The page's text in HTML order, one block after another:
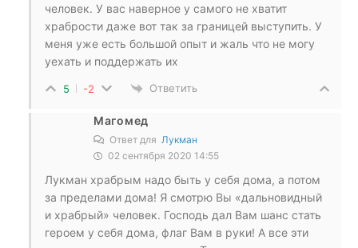
человек. У вас наверное у самого не хватит
храбрости даже вот так за границей выступить. У
меня уже есть большой опыт и жаль что не могу
уехать и поддержать их
5 -2 Ответить
Магомед
Ответ для Лукман
02 сентября 2020 14:55
Лукман храбрым надо быть у себя дома, а потом
за пределами дома! Я смотрю Вы «дальновидный
и храбрый» человек. Господь дал Вам шанс стать
героем у себя дома, флаг Вам в руки! А все эти